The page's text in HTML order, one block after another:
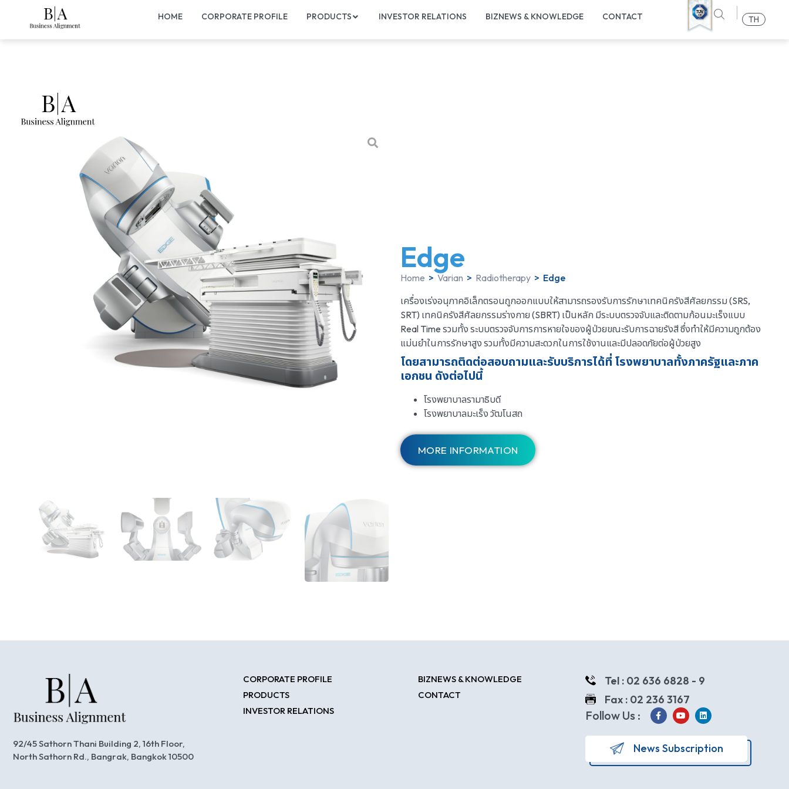
HOME CORPORATE PROFILE PRODUCTS INVESTOR RELATIONS BIZNEWS & KNOWLEDGE CONTACT TH
Edge
Home > Varian > Radiotherapy > Edge
เครื่องเร่งอนุภาคอิเล็กตรอนถูกออกแบบให้สามารถรองรับการรักษาเทคนิครังสีศัลยกรรม (SRS,
SRT) เทคนิครังสีศัลยกรรมร่างกาย (SBRT) เป็นหลัก มีระบบตรวจจับและติดตามก้อนมะเร็งแบบ
Real Time รวมทั้ง ระบบตรวจจับการการหายใจของผู้ป่วยขณะรับการฉายรังสี ซึ่งทำให้มีความถูกต้อง
แม่นยำในการรักษาสูง รวมทั้งมีความสะดวกในการใช้งานและมีปลอดภัยต่อผู้ป่วยสูง
โดยสามารถติดต่อสอบถามและรับบริการได้ที่ โรงพยาบาลทั้งภาครัฐและภาค
เอกชน ดังต่อไปนี้
โรงพยาบาลรามาธิบดี
โรงพยาบาลมะเร็ง วัฒโนสถ
MORE INFORMATION
92/45 Sathorn Thani Building 2, 16th Floor,
North Sathorn Rd., Bangrak, Bangkok 10500
CORPORATE PROFILE
PRODUCTS
INVESTOR RELATIONS
BIZNEWS & KNOWLEDGE
CONTACT
Tel : 02 636 6828 - 9
Fax : 02 236 3167
Follow Us :
News Subscription